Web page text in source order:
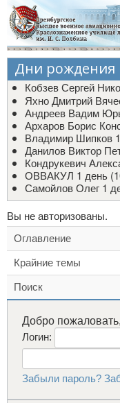
Дни рождения
Кобзев Сергей
Яхно Дмитрий
Андреев Вадим
Архаров Борис
Владимир Шипков
Данилов Виктор
Кондрукевич
ОВВАКУЛ 1 день
Самойлов Олег 1
Вы не авторизованы.
Оглавление
Крайние темы
Поиск
Добро пожаловать,
Логин:
Забыли пароль?